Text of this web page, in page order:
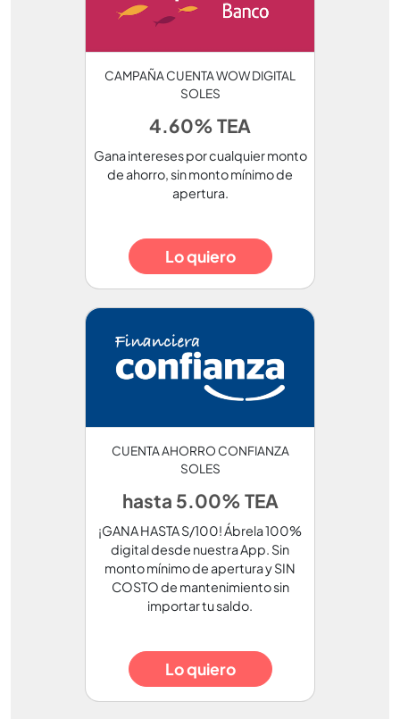
CAMPAÑA CUENTA WOW DIGITAL
SOLES
4.60% TEA
Gana intereses por cualquier monto
de ahorro, sin monto mínimo de
apertura.
Lo quiero
CUENTA AHORRO CONFIANZA
SOLES
hasta 5.00% TEA
¡GANA HASTA S/100! Ábrela 100%
digital desde nuestra App. Sin
monto mínimo de apertura y SIN
COSTO de mantenimiento sin
importar tu saldo.
Lo quiero